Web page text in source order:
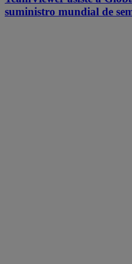
suministro mundial de